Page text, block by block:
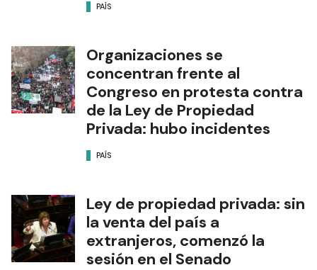
PAÍS
Organizaciones se
concentran frente al
Congreso en protesta contra
de la Ley de Propiedad
Privada: hubo incidentes
PAÍS
Ley de propiedad privada: sin
la venta del país a
extranjeros, comenzó la
sesión en el Senado